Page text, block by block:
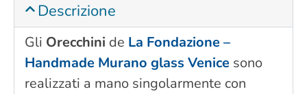
Descrizione
Gli Orecchini de La Fondazione –
Handmade Murano glass Venice sono
realizzati a mano singolarmente con